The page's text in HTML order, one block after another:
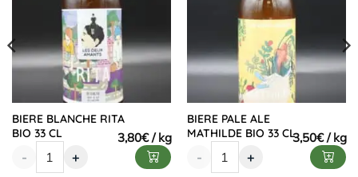
BIERE BLANCHE RITA
BIO 33 CL
3,80€
-
+
BIERE PALE ALE
MATHILDE BIO 33 CL3,50€
-
+